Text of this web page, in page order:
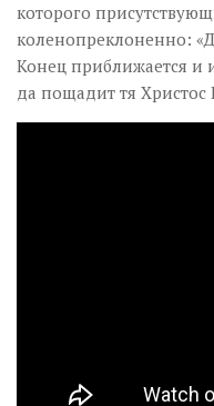
которого
коленопреклоненно:
Конец приближается и
да пощадит тя Христос